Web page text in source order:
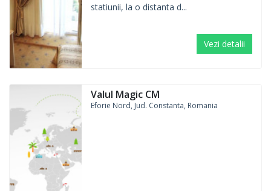
statiunii, la o distanta d...
Vezi detalii
Valul Magic CM
Eforie Nord, Jud. Constanta, Romania